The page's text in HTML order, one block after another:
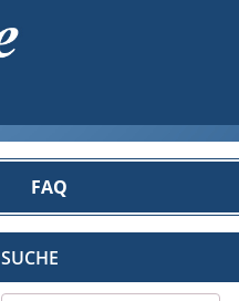
FAQ
SUCHE